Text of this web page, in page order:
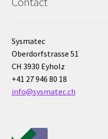
Consommable – Divers
Consommable –
Consommables
Sysmatec
Oberdorfstrasse 51
CH 3930 Eyholz
+41 27 946 80 18
info@sysmatec.ch